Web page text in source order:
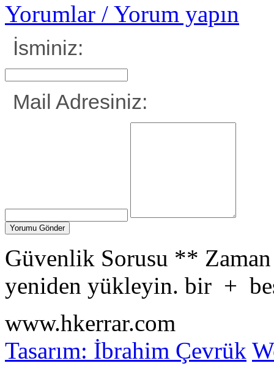
Yorumlar / Yorum yapın
İsminiz:
Mail Adresiniz:
Güvenlik Sorusu **
yeniden yükleyin. bir +
www.hkerrar.com
Tasarım: İbrahim Çevrük